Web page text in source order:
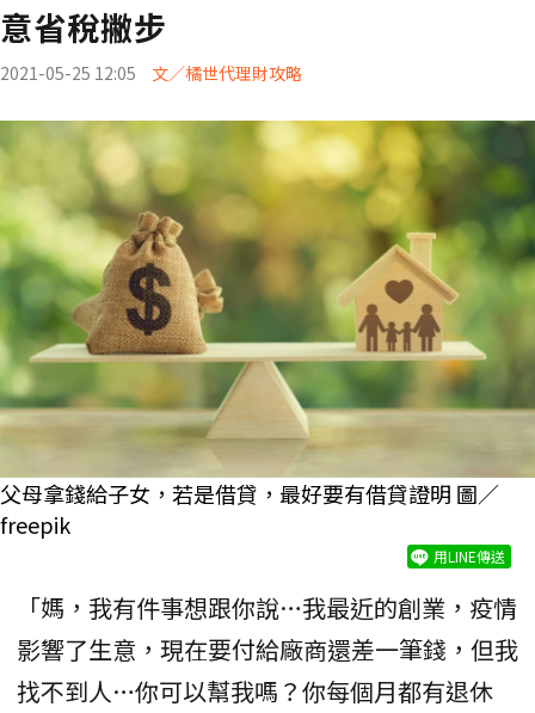
意省稅撇步
2021-05-25 12:05 文／橘世代理財攻略
父母拿錢給子女，若是借貸，最好要有借貸證明 圖／
freepik
用LINE傳送
「媽，我有件事想跟你說…我最近的創業，疫情
影響了生意，現在要付給廠商還差一筆錢，但我
找不到人…你可以幫我嗎？你每個月都有退休